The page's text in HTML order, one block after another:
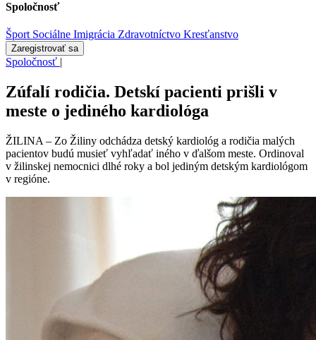
Spoločnosť
Šport Sociálne Imigrácia Zdravotníctvo Kresťanstvo
Zaregistrovať sa
Spoločnosť |
Zúfalí rodičia. Detskí pacienti prišli v
meste o jediného kardiológa
ŽILINA – Zo Žiliny odchádza detský kardiológ a rodičia malých
pacientov budú musieť vyhľadať iného v ďalšom meste. Ordinoval
v žilinskej nemocnici dlhé roky a bol jediným detským kardiológom
v regióne.